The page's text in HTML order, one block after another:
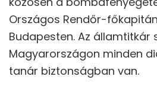
Országos Rendőr-
Budapesten. Az államtitkár
Magyarországon minden
tanár biztonságban van.